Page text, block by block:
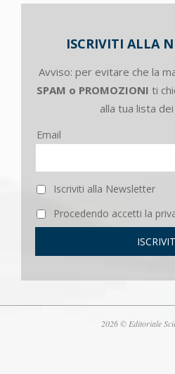
ISCRIVITI ALLA
Avviso: per evitare che la
SPAM o PROMOZIONI ti
alla tua lista
Email
Iscriviti alla Newsletter
Procedendo accetti la
2026 © Editoriale